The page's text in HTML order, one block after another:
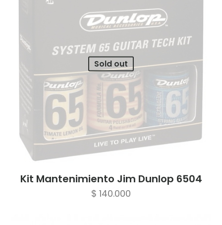
Sold out
Kit Mantenimiento Jim Dunlop 6504
$ 140.000